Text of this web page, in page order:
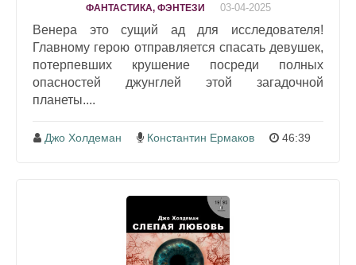
ФАНТАСТИКА, ФЭНТЕЗИ 03-04-2025
Венера это сущий ад для исследователя!
Главному герою отправляется спасать девушек,
потерпевших крушение посреди полных
опасностей джунглей этой загадочной
планеты....
Джо Холдеман Константин Ермаков 46:39